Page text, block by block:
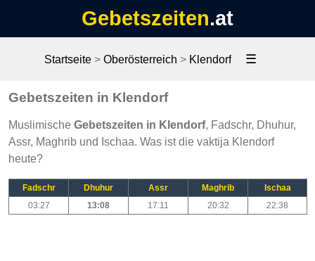
Gebetszeiten.at
Startseite > Oberösterreich > Klendorf ☰
Gebetszeiten in Klendorf
Muslimische Gebetszeiten in Klendorf, Fadschr, Dhuhur,
Assr, Maghrib und Ischaa. Was ist die vaktija Klendorf
heute?
Fadschr Dhuhur Assr Maghrib
Ischaa
03:27
13:08 17:11 20:32 22:38